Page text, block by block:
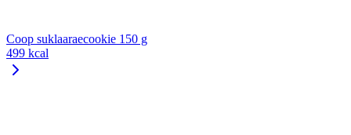
Coop suklaaraecookie 150 g
499 kcal